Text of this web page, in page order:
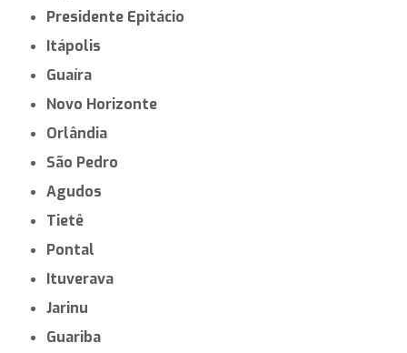
Presidente Epitácio
Itápolis
Guaíra
Novo Horizonte
Orlândia
São Pedro
Agudos
Tietê
Pontal
Ituverava
Jarinu
Guariba